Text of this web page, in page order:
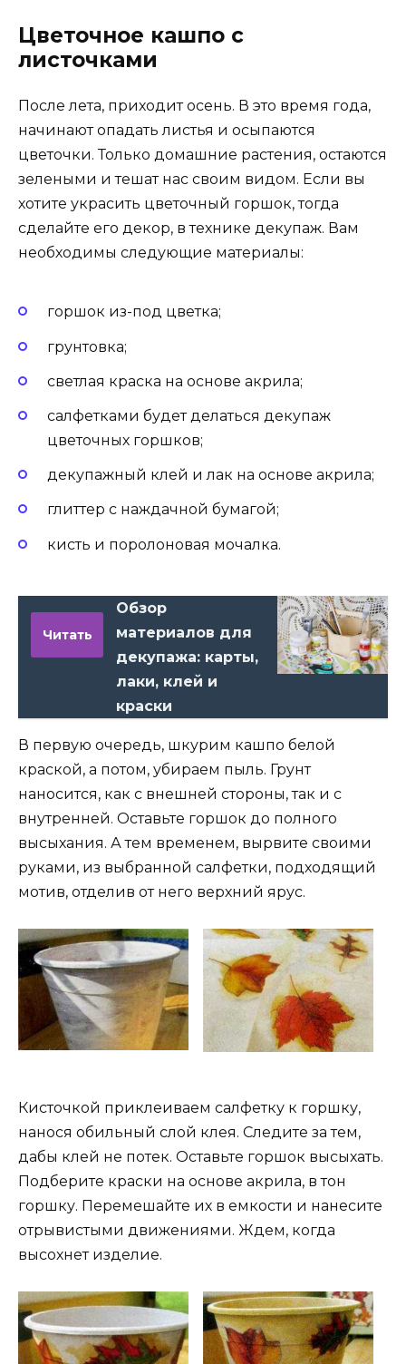
Цветочное кашпо с
листочками
После лета, приходит осень. В это время года,
начинают опадать листья и осыпаются
цветочки. Только домашние растения, остаются
зелеными и тешат нас своим видом. Если вы
хотите украсить цветочный горшок, тогда
сделайте его декор, в технике декупаж. Вам
необходимы следующие материалы:
горшок из-под цветка;
грунтовка;
светлая краска на основе акрила;
салфетками будет делаться декупаж
цветочных горшков;
декупажный клей и лак на основе акрила;
глиттер с наждачной бумагой;
кисть и поролоновая мочалка.
Читать
Обзор
материалов для
декупажа: карты,
лаки, клей и
краски
В первую очередь, шкурим кашпо белой
краской, а потом, убираем пыль. Грунт
наносится, как с внешней стороны, так и с
внутренней. Оставьте горшок до полного
высыхания. А тем временем, вырвите своими
руками, из выбранной салфетки, подходящий
мотив, отделив от него верхний ярус.
Кисточкой приклеиваем салфетку к горшку,
нанося обильный слой клея. Следите за тем,
дабы клей не потек. Оставьте горшок высыхать.
Подберите краски на основе акрила, в тон
горшку. Перемешайте их в емкости и нанесите
отрывистыми движениями. Ждем, когда
высохнет изделие.